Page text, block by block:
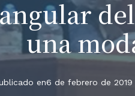
una
en6 de febrero de 2019